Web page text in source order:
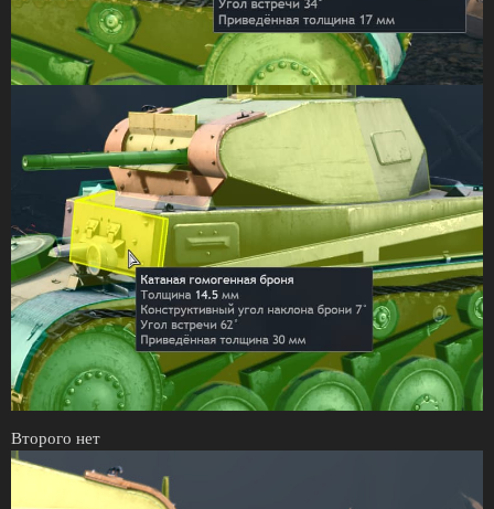
Второго нет